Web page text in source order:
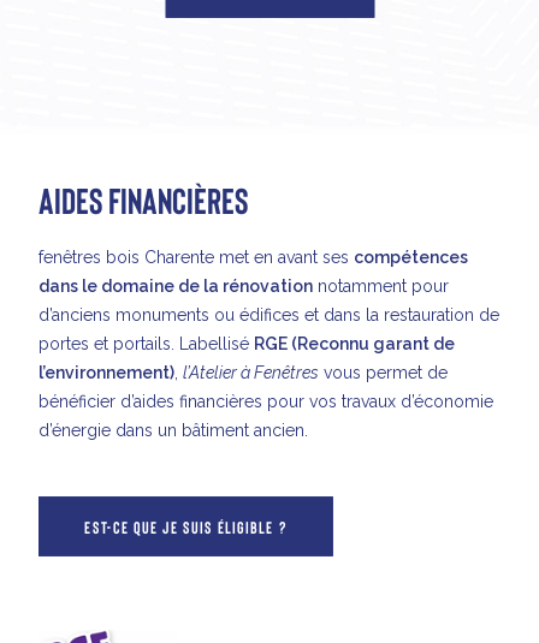
AIDES FINANCIÈRES
fenêtres bois Charente met en avant ses compétences
dans le domaine de la rénovation notamment pour
d’anciens monuments ou édifices et dans la restauration de
portes et portails.
Labellisé RGE (Reconnu garant de
l’environnement) l’Atelier à Fenêtres vous permet de
bénéficier d’aides financières pour vos travaux d’économie
d’énergie dans un bâtiment ancien.
EST-CE QUE JE SUIS ÉLIGIBLE ?